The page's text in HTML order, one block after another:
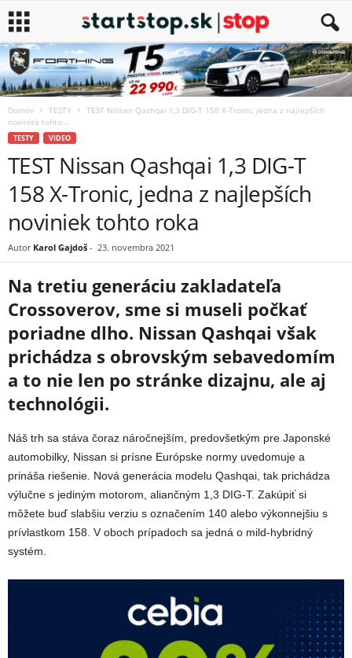
Domov TESTY
TEST Nissan Qashqai 1,3 DIG-T 158 X-Tronic, jedna z najlepších
noviniek tohto...
TESTY VIDEO
TEST Nissan Qashqai 1,3 DIG-T
158 X-Tronic, jedna z najlepších
noviniek tohto roka
Autor Karol Gajdoš - 23. novembra 2021
Na tretiu generáciu zakladateľa
Crossoverov, sme si museli počkať
poriadne dlho. Nissan Qashqai však
prichádza s obrovským sebavedomím
a to nie len po stránke dizajnu, ale aj
technológii.
Náš trh sa stáva čoraz náročnejším, predovšetkým pre Japonské
automobilky, Nissan si prísne Európske normy uvedomuje a
prináša riešenie. Nová generácia modelu Qashqai, tak prichádza
výlučne s jediným motorom, aliančným 1,3 DIG-T. Zakúpiť si
môžete buď slabšiu verziu s označením 140 alebo výkonnejšiu s
prívlastkom 158. V oboch prípadoch sa jedná o mild-hybridný
systém.